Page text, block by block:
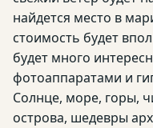
найдется место в
стоимость будет
будет много
фотоаппаратами и
Солнце, море, горы,
острова, шедевры